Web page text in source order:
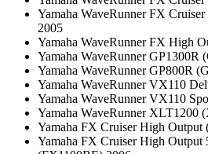
Yamaha WaveRunner FX
2005
Yamaha WaveRunner FX High
Yamaha WaveRunner GP1300R
Yamaha WaveRunner GP800R
Yamaha WaveRunner VX110
Yamaha WaveRunner VX110
Yamaha WaveRunner XLT1200
Yamaha FX Cruiser High
Yamaha FX Cruiser High